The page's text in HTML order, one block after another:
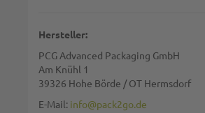
Zusammenfassung:
Hersteller:
PCG Advanced Packaging GmbH
Am Knühl 1
39326 Hohe Börde / OT Hermsdorf
E-Mail: info@pack2go.de